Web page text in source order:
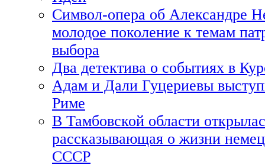
Символ-опера об Александре
молодое поколение к темам
выбора
Два детектива о событиях в
Адам и Дали Гуцериевы
Риме
В Тамбовской области
рассказывающая о жизни
СССР